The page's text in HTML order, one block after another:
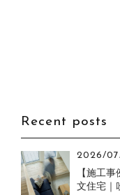
Recent posts
2026/
【施工
文住宅｜